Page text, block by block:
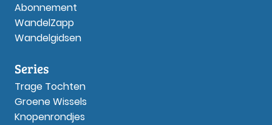
Abonnement
WandelZapp
Wandelgidsen
Series
Trage Tochten
Groene Wissels
Knopenrondjes